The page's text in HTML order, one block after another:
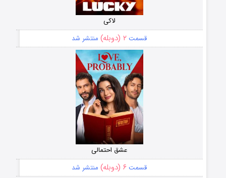
لاکی
قسمت ۲ (دوبله) منتشر شد
عشق احتمالی
قسمت ۶ (دوبله) منتشر شد